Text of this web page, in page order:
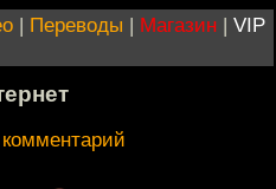
| Переводы | Магазин | VIP